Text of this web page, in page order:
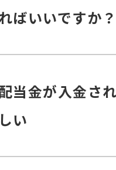
ばいいですか？
当金が入金さ
しい